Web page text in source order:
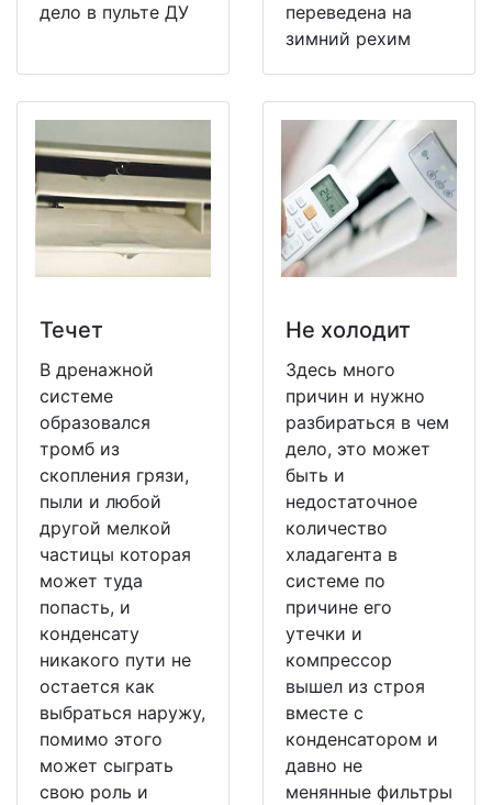
дело в пульте ДУ
переведена на
зимний рехим
Течет
В дренажной
системе
образовался
тромб из
скопления грязи,
пыли и любой
другой мелкой
частицы которая
может туда
попасть, и
конденсату
никакого пути не
остается как
выбраться наружу,
помимо этого
может сыграть
свою роль и
Не холодит
Здесь много
причин и нужно
разбираться в чем
дело, это может
быть и
недостаточное
количество
хладагента в
системе по
причине его
утечки и
компрессор
вышел из строя
вместе с
конденсатором и
давно не
менянные фильтры